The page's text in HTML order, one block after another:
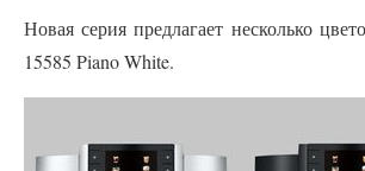
Новая серия предлагает несколько
15585 Piano White.